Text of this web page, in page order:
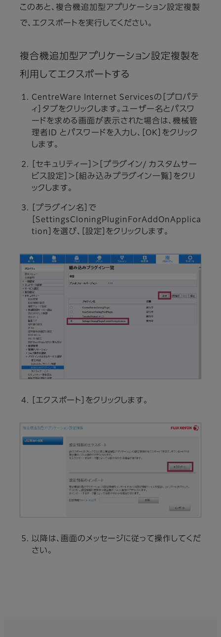
このあと、複合機追加型アプリケーション設定複製
で、エクスポートを実行してください。
複合機追加型アプリケーション設定複製を
利用してエクスポートする
CentreWare Internet Servicesの［プロパテ
ィ］タブをクリックします。ユーザー名とパスワ
ードを求める画面が表示された場合は、機械管
理者ID とパスワードを入力し、［OK］をクリック
します。
［セキュリティー］＞［プラグイン/ カスタムサー
ビス設定］＞［組み込みプラグイン一覧］をクリ
ックします。
［プラグイン名］で
［SettingsCloningPluginForAddOnApplica
tion］を選び、［設定］をクリックします。
［エクスポート］をクリックします。
以降は、画面のメッセージに従って操作してくだ
さい。